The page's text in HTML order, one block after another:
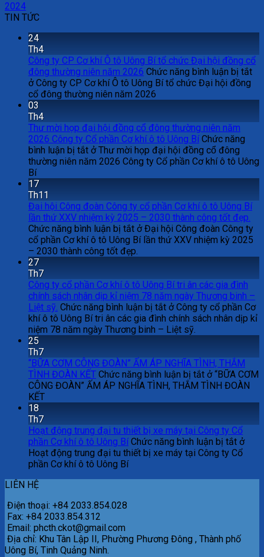
2024
TIN TỨC
24
Th4
Công ty CP Cơ khí Ô tô Uông Bí tổ chức Đại hội đồng cổ
đông thường niên năm 2026 Chức năng bình luận bị tắt
ở Công ty CP Cơ khí Ô tô Uông Bí tổ chức Đại hội đồng
cổ đông thường niên năm 2026
03
Th4
Thư mời họp đại hội đồng cổ đông thường niên năm
2026 Công ty Cổ phần Cơ khí ô tô Uông Bí Chức năng
bình luận bị tắt ở Thư mời họp đại hội đồng cổ đông
thường niên năm 2026 Công ty Cổ phần Cơ khí ô tô Uông
Bí
17
Th11
Đại hội Công đoàn Công ty cổ phần Cơ khí ô tô Uông Bí
lần thứ XXV nhiệm kỳ 2025 – 2030 thành công tốt đẹp.
Chức năng bình luận bị tắt ở Đại hội Công đoàn Công ty
cổ phần Cơ khí ô tô Uông Bí lần thứ XXV nhiệm kỳ 2025
– 2030 thành công tốt đẹp.
27
Th7
Công ty cổ phần Cơ khí ô tô Uông Bí tri ân các gia đình
chính sách nhân dịp kỉ niệm 78 năm ngày Thương binh –
Liệt sỹ. Chức năng bình luận bị tắt ở Công ty cổ phần Cơ
khí ô tô Uông Bí tri ân các gia đình chính sách nhân dịp kỉ
niệm 78 năm ngày Thương binh – Liệt sỹ.
25
Th7
“BỮA CƠM CÔNG ĐOÀN” ẤM ÁP NGHĨA TÌNH, THẮM
TÌNH ĐOÀN KẾT Chức năng bình luận bị tắt ở “BỮA CƠM
CÔNG ĐOÀN” ẤM ÁP NGHĨA TÌNH, THẮM TÌNH ĐOÀN
KẾT
18
Th7
Hoạt động trung đại tu thiết bị xe máy tại Công ty Cổ
phần Cơ khí ô tô Uông Bí Chức năng bình luận bị tắt ở
Hoạt động trung đại tu thiết bị xe máy tại Công ty Cổ
phần Cơ khí ô tô Uông Bí
LIÊN HỆ
Điện thoại: +84 2033.854.028
Fax: +84 2033.854.312
Email: phcth.ckot@gmail.com
Địa chỉ: Khu Tân Lập II, Phường Phương Đông , Thành phố
Uông Bí, Tinh Quảng Ninh.